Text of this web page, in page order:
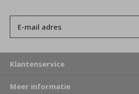
Klantenservice
Meer informatie